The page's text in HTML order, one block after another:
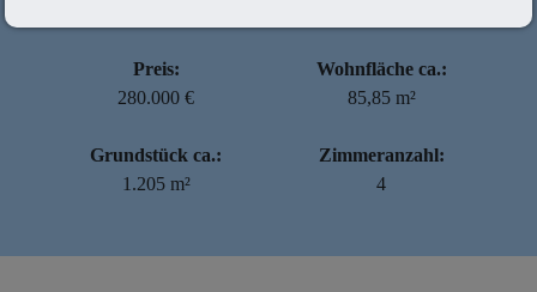
Preis:
280.000 €
Wohnfläche ca.:
85,85 m²
Grundstück ca.:
1.205 m²
Zimmeranzahl:
4